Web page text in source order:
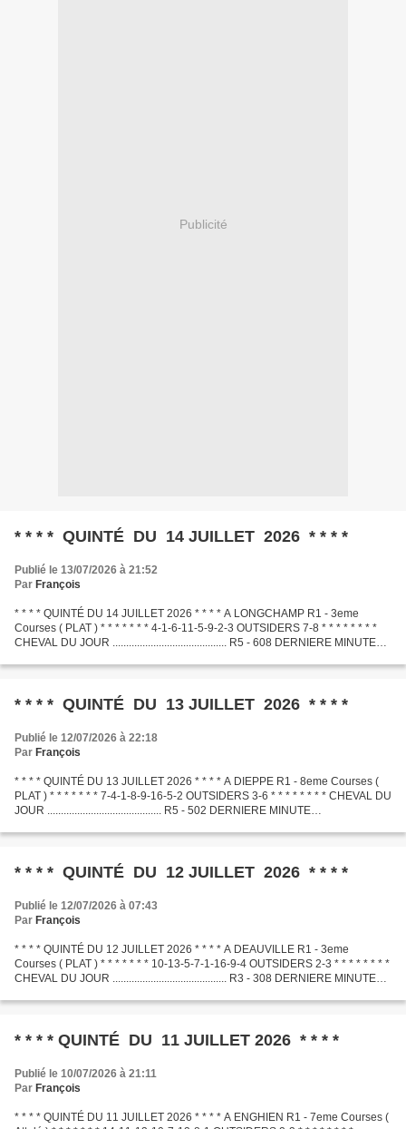
Publicité
* * * * QUINTÉ DU 14 JUILLET 2026 * * * *
Publié le 13/07/2026 à 21:52
Par François
* * * * QUINTÉ DU 14 JUILLET 2026 * * * * A LONGCHAMP R1 - 3eme
Courses ( PLAT ) * * * * * * * 4-1-6-11-5-9-2-3 OUTSIDERS 7-8 * * * * * * * *
CHEVAL DU JOUR .......................................... R5 - 608 DERNIERE MINUTE
* * * * QUINTÉ DU 13 JUILLET 2026 * * * *
Publié le 12/07/2026 à 22:18
Par François
* * * * QUINTÉ DU 13 JUILLET 2026 * * * * A DIEPPE R1 - 8eme Courses (
PLAT ) * * * * * * * 7-4-1-8-9-16-5-2 OUTSIDERS 3-6 * * * * * * * * CHEVAL DU
JOUR .......................................... R5 - 502 DERNIERE MINUTE
* * * * QUINTÉ DU 12 JUILLET 2026 * * * *
Publié le 12/07/2026 à 07:43
Par François
* * * * QUINTÉ DU 12 JUILLET 2026 * * * * A DEAUVILLE R1 - 3eme
Courses ( PLAT ) * * * * * * * 10-13-5-7-1-16-9-4 OUTSIDERS 2-3 * * * * * * * *
CHEVAL DU JOUR .......................................... R3 - 308 DERNIERE MINUTE
* * * * QUINTÉ DU 11 JUILLET 2026 * * * *
Publié le 10/07/2026 à 21:11
Par François
* * * * QUINTÉ DU 11 JUILLET 2026 * * * * A ENGHIEN R1 - 7eme Courses (